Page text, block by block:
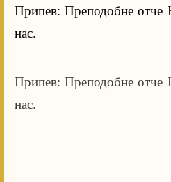
Припев: Преподобне отче
нас.
Припев: Преподобне отче
нас.